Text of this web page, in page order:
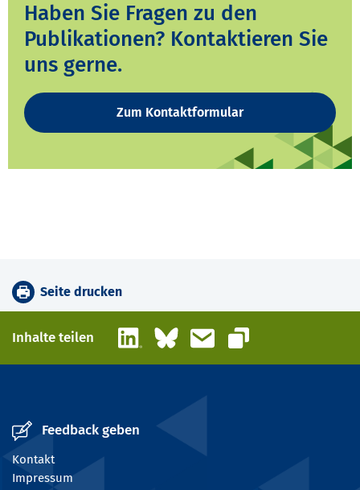
Haben Sie Fragen zu den
Publikationen? Kontaktieren Sie
uns gerne.
Zum Kontaktformular
Seite drucken
Inhalte teilen LinkedInBlueskyE-Mail
Link kopieren
Feedback geben
Kontakt
Impressum